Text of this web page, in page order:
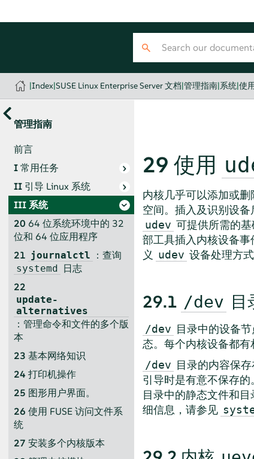
|Index|SUSE Linux Enterprise Server 文档|管理指南|系统|使
管理指南
前言
I常用任务
II 引导 Linux 系统
III系统
20 64 位系统环境中的 32
位和 64 位应用程序
21 journalctl ：查询
systemd 日志
22
update-
alternatives
：管理命令和文件的多个版
本
23 基本网络知识
24 打印机操作
25 图形用户界面。
26 使用 FUSE 访问文件系
统
27 安装多个内核版本
29 使用
内核几乎可以添加或
空间。插入及识别设
udev 可提供所需的
部工具插入内核设备
义 udev 设备处理方
29.1 /dev 目
/dev 目录中的设备
态。每个内核设备都有
/dev 目录的内容保
引导时是有意不保存
目录中的静态文件和
细信息，请参见